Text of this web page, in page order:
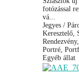
fotózással
vá...
Jegyes /
Keresztelő,
Portré,
Egyéb állat